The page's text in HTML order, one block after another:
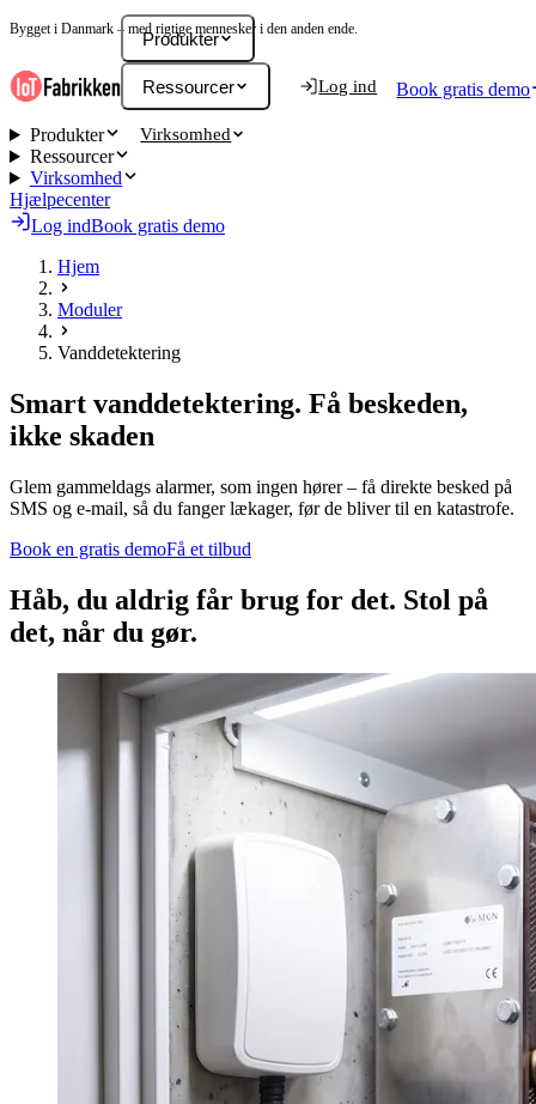
Bygget i Danmark – med rigtige mennesker i den anden ende.
Produkter
Ressourcer
Virksomhed
Log ind Book gratis demo
Produkter
Ressourcer
Virksomhed
Hjælpecenter
Log indBook gratis demo
Hjem
Moduler
Vanddetektering
Smart vanddetektering. Få beskeden,
ikke skaden
Glem gammeldags alarmer, som ingen hører – få direkte besked på
SMS og e-mail, så du fanger lækager, før de bliver til en katastrofe.
Book en gratis demoFå et tilbud
Håb, du aldrig får brug for det. Stol på
det, når du gør.